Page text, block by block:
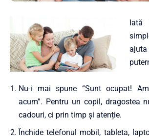
Nu-i mai spune “Sunt ocupat!
acum”. Pentru un copil, dragostea
cadouri, ci prin timp și atenție.
Închide telefonul mobil, tableta,